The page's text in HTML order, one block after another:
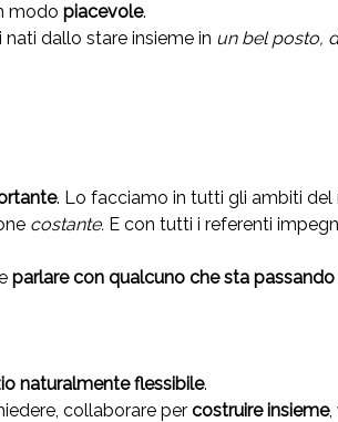
modo piacevole.
dallo stare insieme in un bel posto,
. Lo facciamo in tutti gli ambiti del
costante. E con tutti i referenti
parlare con qualcuno che sta
naturalmente flessibile.
collaborare per costruire insieme,